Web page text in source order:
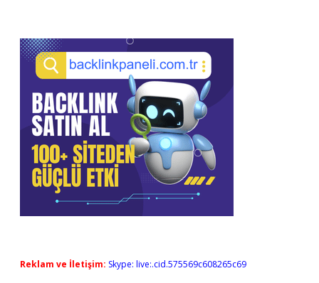
Reklam ve İletişim: Skype: live:.cid.575569c608265c69